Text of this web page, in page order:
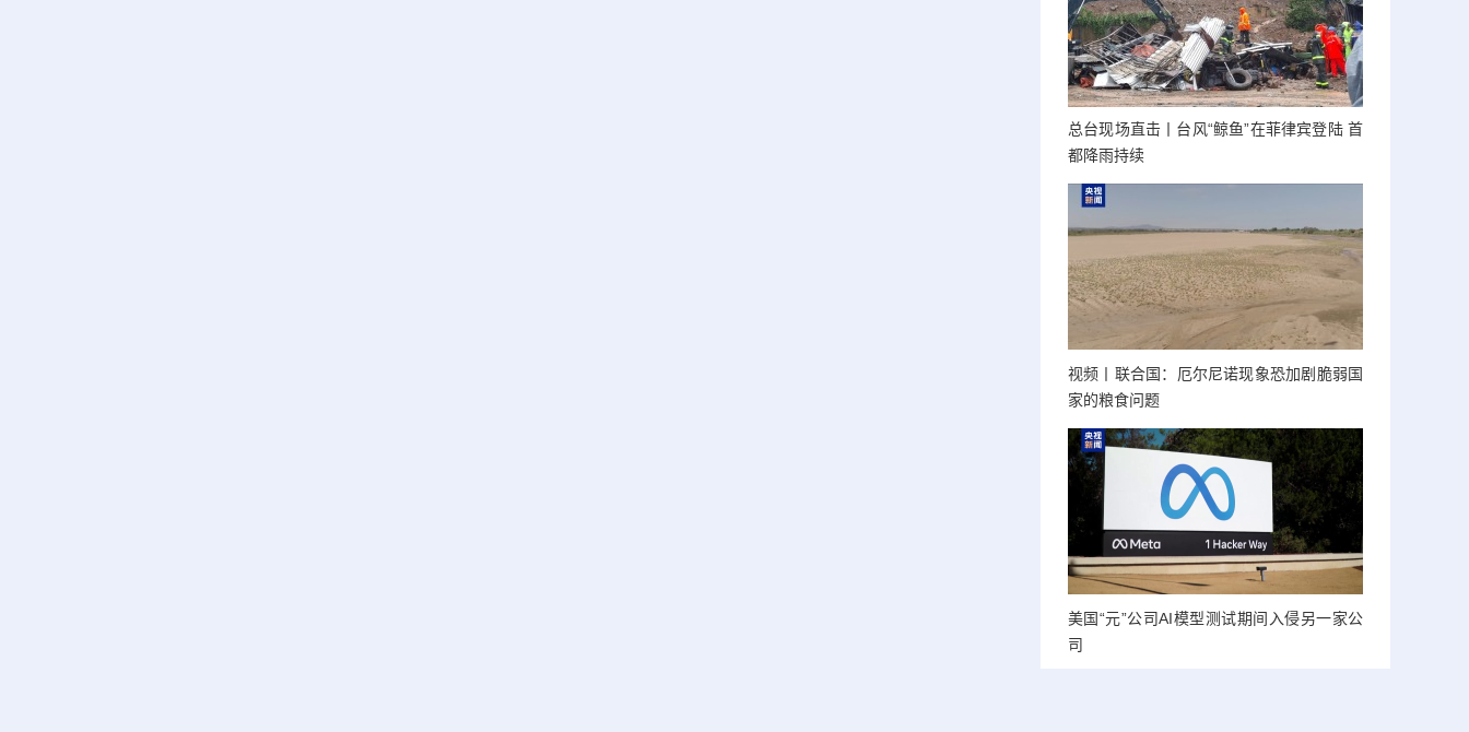
总台现场直击丨台风“鲸鱼”在菲律宾登陆 首
都降雨持续
视频丨联合国：厄尔尼诺现象恐加剧脆弱国
家的粮食问题
美国“元”公司AI模型测试期间入侵另一家公
司